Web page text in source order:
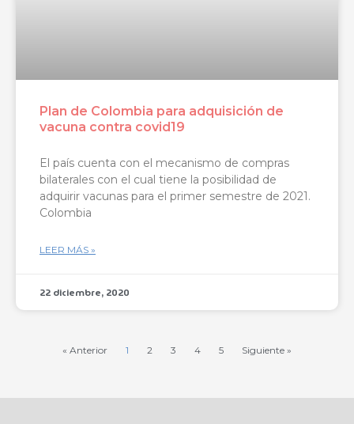
Plan de Colombia para adquisición de
vacuna contra covid19
El país cuenta con el mecanismo de compras
bilaterales con el cual tiene la posibilidad de
adquirir vacunas para el primer semestre de 2021.
Colombia
LEER MÁS »
22 diciembre, 2020
« Anterior 1 2 3 4 5 Siguiente »